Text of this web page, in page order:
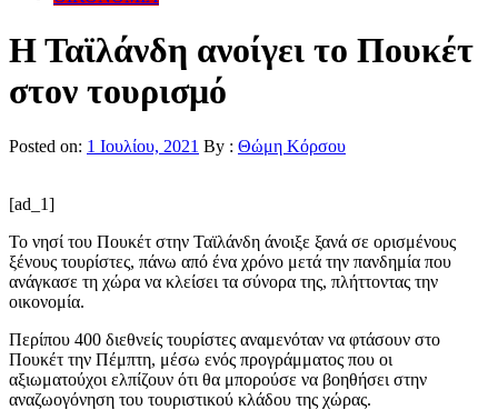
Η Ταϊλάνδη ανοίγει το Πουκέτ
στον τουρισμό
Posted on: 1 Ιουλίου, 2021 By : Θώμη Κόρσου
[ad_1]
Το νησί του Πουκέτ στην Ταϊλάνδη άνοιξε ξανά σε ορισμένους
ξένους τουρίστες, πάνω από ένα χρόνο μετά την πανδημία που
ανάγκασε τη χώρα να κλείσει τα σύνορα της, πλήττοντας την
οικονομία.
Περίπου 400 διεθνείς τουρίστες αναμενόταν να φτάσουν στο
Πουκέτ την Πέμπτη, μέσω ενός προγράμματος που οι
αξιωματούχοι ελπίζουν ότι θα μπορούσε να βοηθήσει στην
αναζωογόνηση του τουριστικού κλάδου της χώρας.